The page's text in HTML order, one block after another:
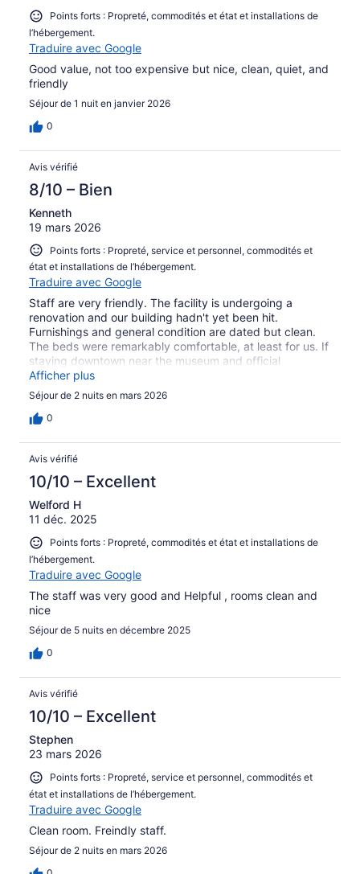
Points forts : Propreté, commodités et état et installations de
l’hébergement.
Traduire avec Google
Good value, not too expensive but nice, clean, quiet, and
friendly
Séjour de 1 nuit en janvier 2026
0
Avis vérifié
8/10 – Bien
Kenneth
19 mars 2026
Points forts : Propreté, service et personnel, commodités et
état et installations de l’hébergement.
Traduire avec Google
Staff are very friendly. The facility is undergoing a
renovation and our building hadn't yet been hit.
Furnishings and general condition are dated but clean.
The beds were remarkably comfortable, at least for us. If
staying downtown near the museum and official
buildings, you can't beat the location or the hotel itself.
Afficher plus
Séjour de 2 nuits en mars 2026
0
Avis vérifié
10/10 – Excellent
Welford H
11 déc. 2025
Points forts : Propreté, commodités et état et installations de
l’hébergement.
Traduire avec Google
The staff was very good and Helpful , rooms clean and
nice
Séjour de 5 nuits en décembre 2025
0
Avis vérifié
10/10 – Excellent
Stephen
23 mars 2026
Points forts : Propreté, service et personnel, commodités et
état et installations de l’hébergement.
Traduire avec Google
Clean room. Freindly staff.
Séjour de 2 nuits en mars 2026